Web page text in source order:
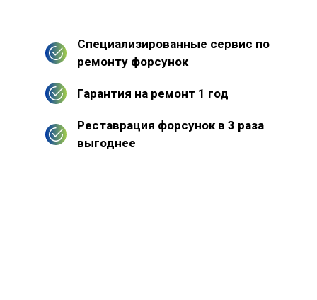
Специализированные сервис по
ремонту форсунок
Гарантия на ремонт 1 год
Реставрация форсунок в 3 раза
выгоднее